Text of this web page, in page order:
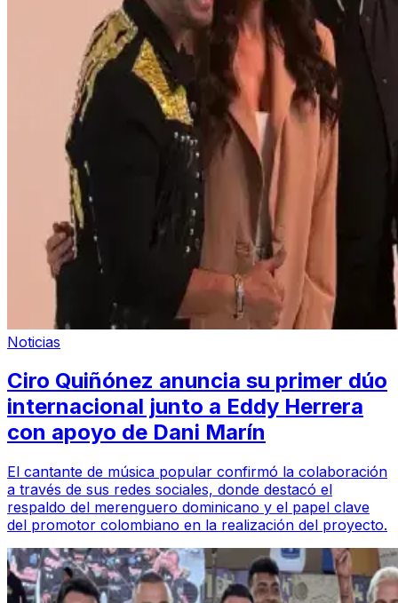
Noticias
Ciro Quiñónez anuncia su primer dúo
internacional junto a Eddy Herrera
con apoyo de Dani Marín
El cantante de música popular confirmó la colaboración
a través de sus redes sociales, donde destacó el
respaldo del merenguero dominicano y el papel clave
del promotor colombiano en la realización del proyecto.